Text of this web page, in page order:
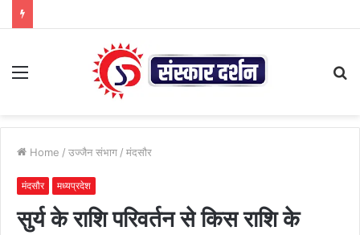
Menu
Home / उज्जैन संभाग / मंदसौर
मंदसौर मध्यप्रदेश
सुर्य के राशि परिवर्तन से किस राशि के